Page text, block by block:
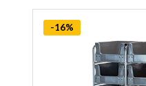
-16%